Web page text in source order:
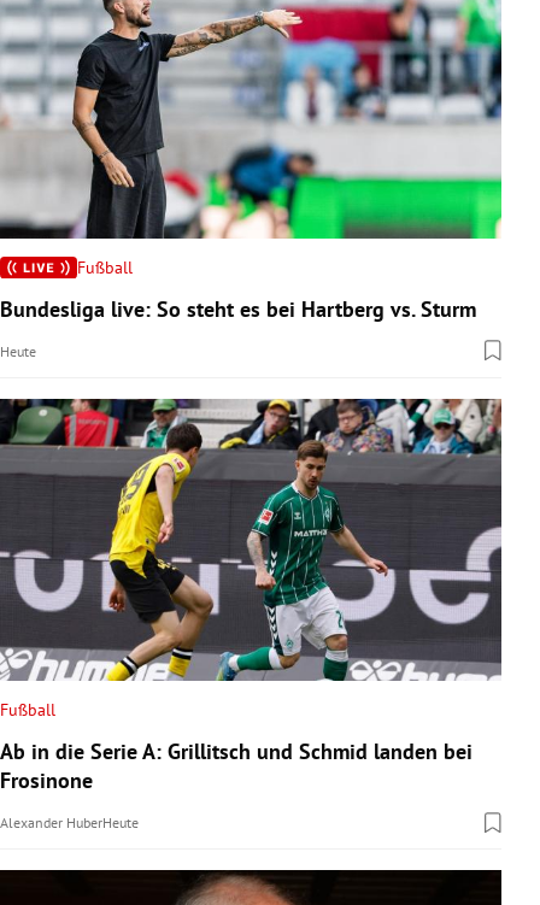
Fußball
Bundesliga live: So steht es bei Hartberg vs. Sturm
Heute
Fußball
Ab in die Serie A: Grillitsch und Schmid landen bei
Frosinone
Alexander HuberHeute